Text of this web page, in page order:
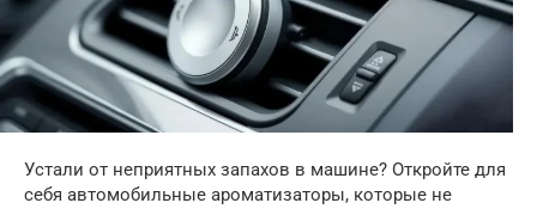
Устали от неприятных запахов в машине? Откройте для
себя автомобильные ароматизаторы, которые не